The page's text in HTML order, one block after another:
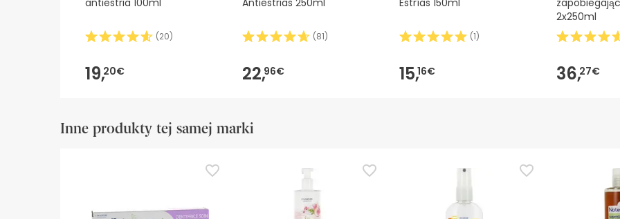
(20)
19,20€
(81)
22,96€
(1)
15,16€
2x250ml
36,27€
Inne produkty tej samej marki